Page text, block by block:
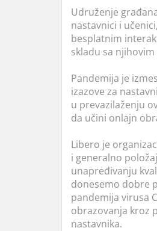
Udruženje
nastavnici i
besplatnim
skladu sa
Pandemija je
izazove za
u prevazilaženju
da učini onlajn
Libero je
i generalno
unapređivanju
donesemo dobre
pandemija virusa
obrazovanja kroz
nastavnika.